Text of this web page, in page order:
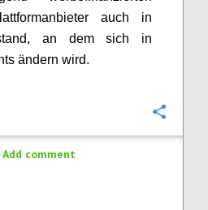
auch in
an dem sich in
ändern wird.
Add comment